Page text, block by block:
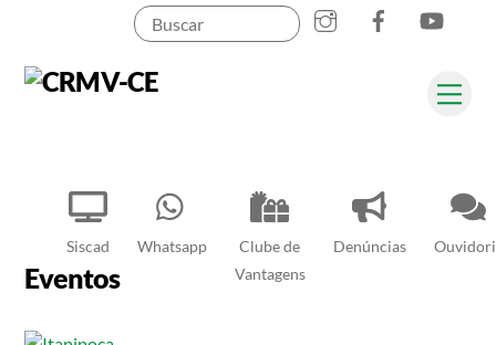
content
Siscad Whatsapp
Clube de
Vantagens
Denúncias
InstagramFacebook
Eventos